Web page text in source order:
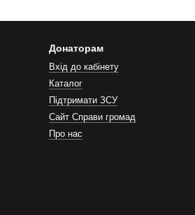
Донаторам
Вхід до кабінету
Каталог
Підтримати ЗСУ
Сайт Справи громад
Про нас